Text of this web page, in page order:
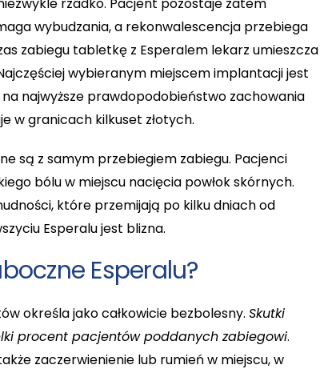
wybudzania, a rekonwalescencja przebiega
zabiegu tabletkę z Esperalem lekarz umieszcza
wybieranym miejscem implantacji jest
najwyższe prawdopodobieństwo zachowania
w granicach kilkuset złotych.
są z samym przebiegiem zabiegu. Pacjenci
bólu w miejscu nacięcia powłok skórnych.
które przemijają po kilku dniach od
Esperalu jest blizna.
Esperalu?
określa jako całkowicie bezbolesny. Skutki
procent pacjentów poddanych zabiegowi.
zaczerwienienie lub rumień w miejscu, w